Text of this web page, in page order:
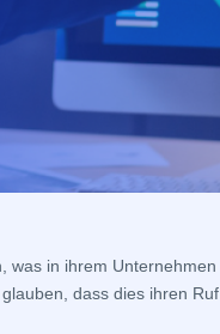
in ihrem
dass dies ihren